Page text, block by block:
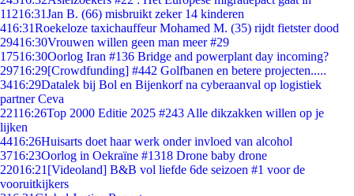
11216:31Jan B. (66) misbruikt zeker 14 kinderen
416:31Roekeloze taxichauffeur Mohamed M. (35) rijdt fietster dood
29416:30Vrouwen willen geen man meer #29
17516:30Oorlog Iran #136 Bridge and powerplant day incoming?
29716:29[Crowdfunding] #442 Golfbanen en betere projecten.....
3416:29Datalek bij Bol en Bijenkorf na cyberaanval op logistiek
partner Ceva
22116:26Top 2000 Editie 2025 #243 Alle dikzakken willen op je
lijken
4416:26Huisarts doet haar werk onder invloed van alcohol
3716:23Oorlog in Oekraïne #1318 Drone baby drone
22016:21 [Videoland] B&B vol liefde 6de seizoen #1 voor de
vooruitkijkers